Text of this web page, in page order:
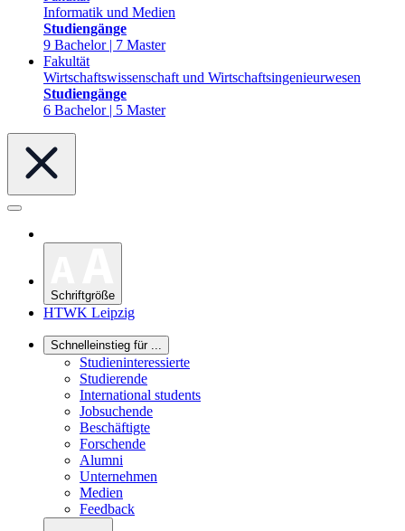
Informatik und Medien
Studiengänge
9 Bachelor | 7 Master
Fakultät
Wirtschaftswissenschaft und Wirtschaftsingenieurwesen
Studiengänge
6 Bachelor | 5 Master
Schriftgröße
HTWK Leipzig
Schnelleinstieg für ...
Studieninteressierte
Studierende
International students
Jobsuchende
Beschäftigte
Forschende
Alumni
Unternehmen
Medien
Feedback